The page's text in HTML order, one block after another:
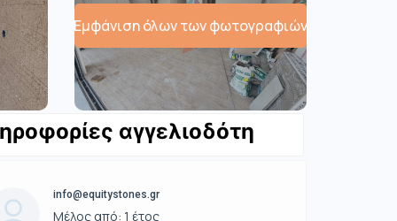
Εμφάνιση όλων των φωτογραφιών
αγγελιοδότη
info@equitystones.gr
Μέλος από: 1 έτος